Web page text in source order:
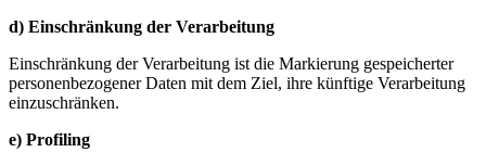
d) Einschränkung der Verarbeitung
Einschränkung der Verarbeitung ist die Markierung gespeicherter
personenbezogener Daten mit dem Ziel, ihre künftige Verarbeitung
einzuschränken.
e) Profiling